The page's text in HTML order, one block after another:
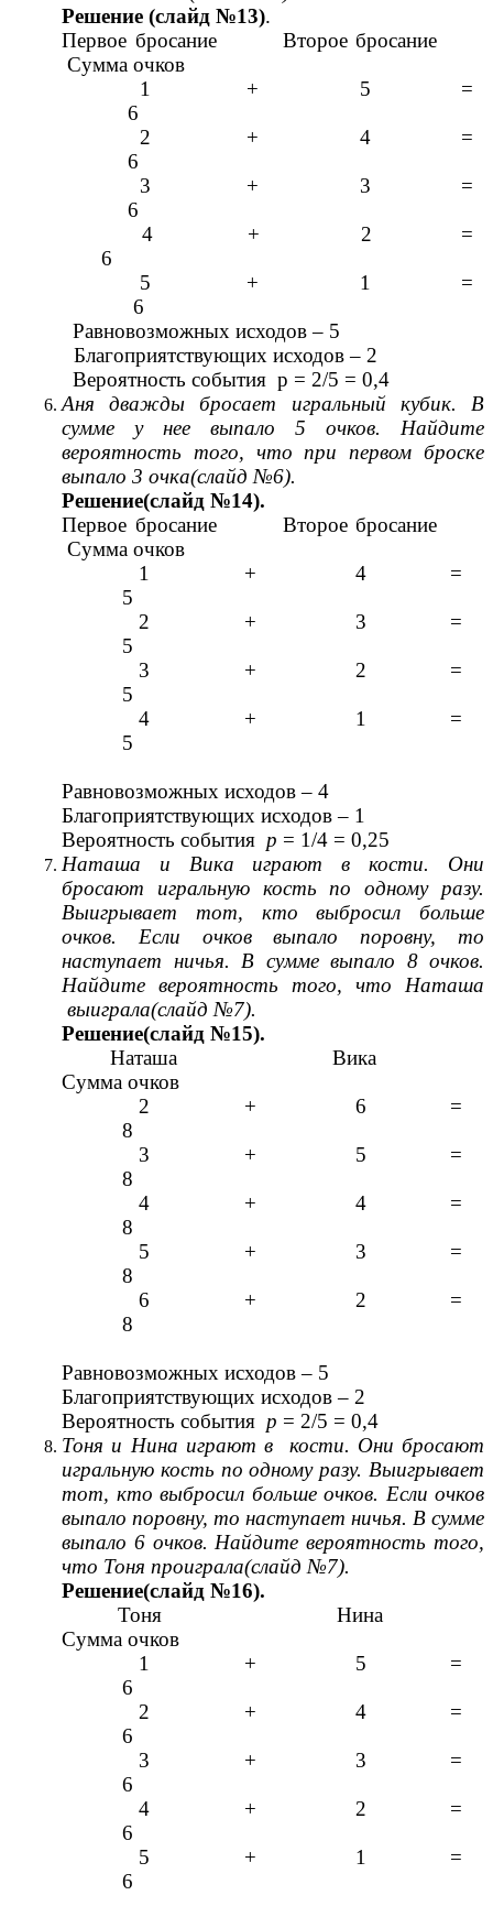
Решение (слайд №13).
Первое бросание Второе бросание
Сумма очков
1 + 5 =
6
2 + 4 =
6
3 + 3 =
6
4 + 2 =
6
5 + 1 =
6
Равновозможных исходов – 5
Благоприятствующих исходов – 2
Вероятность события р = 2/5 = 0,4
Аня дважды бросает игральный кубик. В
сумме у нее выпало 5 очков. Найдите
вероятность того, что при первом броске
выпало 3 очка(слайд №6).
Решение(слайд №14).
Первое бросание Второе бросание
Сумма очков
1 + 4 =
5
2 + 3 =
5
3 + 2 =
5
4 + 1 =
5
Равновозможных исходов – 4
Благоприятствующих исходов – 1
Вероятность события р = 1/4 = 0,25
Наташа и Вика играют в кости. Они
бросают игральную кость по одному разу.
Выигрывает тот, кто выбросил больше
очков. Если очков выпало поровну, то
наступает ничья. В сумме выпало 8 очков.
Найдите вероятность того, что Наташа
выиграла(слайд №7).
Решение(слайд №15).
Наташа Вика
Сумма очков
2 + 6 =
8
3 + 5 =
8
4 + 4 =
8
5 + 3 =
8
6 + 2 =
8
Равновозможных исходов – 5
Благоприятствующих исходов – 2
Вероятность события р = 2/5 = 0,4
Тоня и Нина играют в кости. Они бросают
игральную кость по одному разу. Выигрывает
тот, кто выбросил больше очков. Если очков
выпало поровну, то наступает ничья. В сумме
выпало 6 очков. Найдите вероятность того,
что Тоня проиграла(слайд №7).
Решение(слайд №16).
Тоня Нина
Сумма очков
1 + 5 =
6
2 + 4 =
6
3 + 3 =
6
4 + 2 =
6
5 + 1 =
6